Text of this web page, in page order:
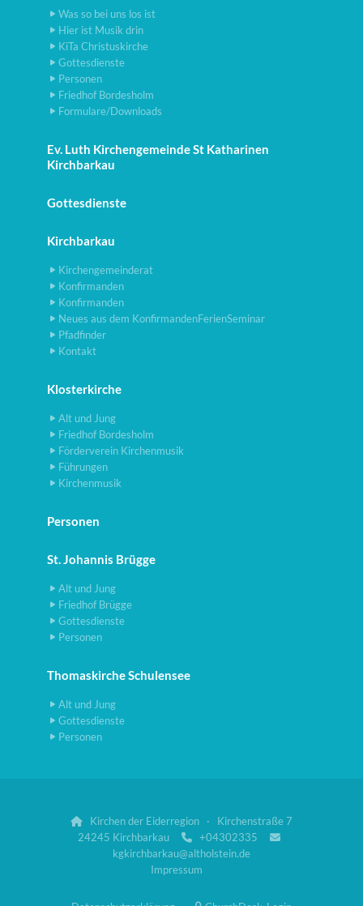
Was so bei uns los ist
Hier ist Musik drin
KiTa Christuskirche
Gottesdienste
Personen
Friedhof Bordesholm
Formulare/Downloads
Ev. Luth Kirchengemeinde St Katharinen
Kirchbarkau
Gottesdienste
Kirchbarkau
Kirchengemeinderat
Konfirmanden
Konfirmanden
Neues aus dem KonfirmandenFerienSeminar
Pfadfinder
Kontakt
Klosterkirche
Alt und Jung
Friedhof Bordesholm
Förderverein Kirchenmusik
Führungen
Kirchenmusik
Personen
St. Johannis Brügge
Alt und Jung
Friedhof Brügge
Gottesdienste
Personen
Thomaskirche Schulensee
Alt und Jung
Gottesdienste
Personen

Kirchen der Eiderregion · Kirchenstraße 7
24245 Kirchbarkau
 +04302335 
kgkirchbarkau@altholstein.de
Impressum